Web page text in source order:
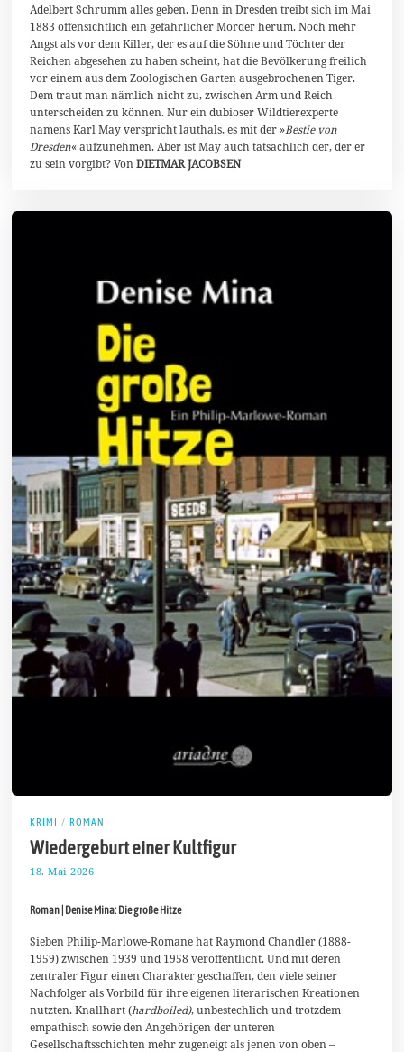
2
6
Adelbert Schrumm alles geben. Denn in Dresden treibt sich im Mai
1883 offensichtlich ein gefährlicher Mörder herum. Noch mehr
Angst als vor dem Killer, der es auf die Söhne und Töchter der
Reichen abgesehen zu haben scheint, hat die Bevölkerung freilich
vor einem aus dem Zoologischen Garten ausgebrochenen Tiger.
Dem traut man nämlich nicht zu, zwischen Arm und Reich
unterscheiden zu können. Nur ein dubioser Wildtierexperte
namens Karl May verspricht lauthals, es mit der »Bestie von
Dresden« aufzunehmen. Aber ist May auch tatsächlich der, der er
zu sein vorgibt? VonDIETMAR JACOBSEN
KRIMI / ROMAN
Wiedergeburt einer Kultfigur
18. Mai 2026
M
i
2
0
2
6
Roman | Denise Mina: Die große Hitze
Sieben Philip-Marlowe-Romane hat Raymond Chandler (1888-
1959) zwischen 1939 und 1958 veröffentlicht. Und mit deren
zentraler Figur einen Charakter geschaffen, den viele seiner
Nachfolger als Vorbild für ihre eigenen literarischen Kreationen
nutzten. Knallhart (hardboiled), unbestechlich und trotzdem
empathisch sowie den Angehörigen der unteren
Gesellschaftsschichten mehr zugeneigt als jenen von oben –